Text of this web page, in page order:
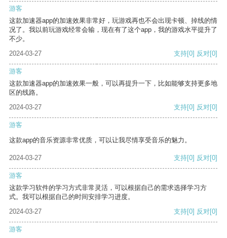
游客
这款加速器app的加速效果非常好，玩游戏再也不会出现卡顿、掉线的情
况了。我以前玩游戏经常会输，现在有了这个app，我的游戏水平提升了
不少。
2024-03-27
支持[0] 反对[0]
游客
这款加速器app的加速效果一般，可以再提升一下，比如能够支持更多地
区的线路。
2024-03-27
支持[0] 反对[0]
游客
这款app的音乐资源非常优质，可以让我尽情享受音乐的魅力。
2024-03-27 支持[0] 反对[0]
游客
这款学习软件的学习方式非常灵活，可以根据自己的需求选择学习方
式。我可以根据自己的时间安排学习进度。
2024-03-27
支持[0] 反对[0]
游客